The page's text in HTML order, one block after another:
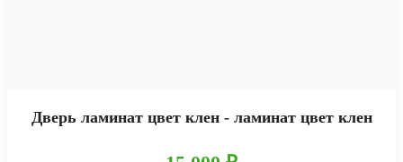
Дверь ламинат цвет клен - ламинат цвет клен